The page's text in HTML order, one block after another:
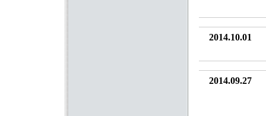
2014.10.01
2014.09.27